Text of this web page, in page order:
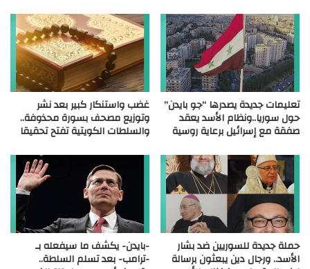
تعليمات جديدة يصدرها “جو بايدن”
حول سوريا..ونظام الأسد يعقد
صفقة مع إسرائيل برعاية روسية
غضب واستنكار كبير بعد نشر
وتوزيع مصحف بسورة محذوفة..
والسلطات الكويتية تفتح تحقيقا
حملة جديدة للسوريين ضد بشار
الأسد.. ورجال دين يبعثون برسالة
-بايدن- يكشف ما سيفعله بـ
-ترامب- بعد تسلم السلطة..